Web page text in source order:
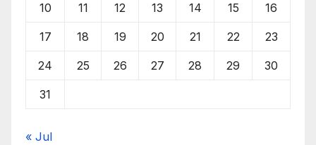
10 11 12 13 14 15 16
17 18 19 20 21 22 23
24 25 26 27 28 29 30
31
« Jul